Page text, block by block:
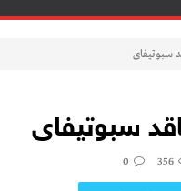
سبوتيفاى
سبوتيفاى
356
0